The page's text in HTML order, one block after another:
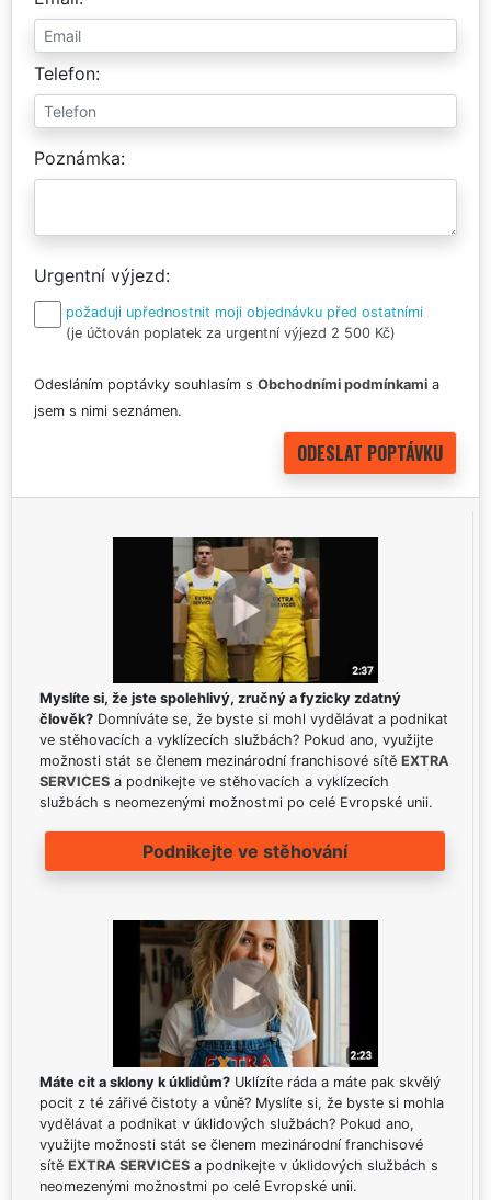
Telefon
Poznámka
Urgentní výjezd
požaduji upřednostnit moji objednávku před ostatními
(je účtován poplatek za urgentní výjezd 2 500 Kč)
Odesláním poptávky souhlasím s Obchodními podmínkami a
jsem s nimi seznámen.
Myslíte si, že jste spolehlivý, zručný a fyzicky zdatný
člověk? Domníváte se, že byste si mohl vydělávat a podnikat
ve stěhovacích a vyklízecích službách? Pokud ano, využijte
možnosti stát se členem mezinárodní franchisové sítě EXTRA
SERVICES a podnikejte ve stěhovacích a vyklízecích
službách s neomezenými možnostmi po celé Evropské unii.
Podnikejte ve stěhování
Máte cit a sklony k úklidům? Uklízíte ráda a máte pak skvělý
pocit z té zářivé čistoty a vůně? Myslíte si, že byste si mohla
vydělávat a podnikat v úklidových službách? Pokud ano,
využijte možnosti stát se členem mezinárodní franchisové
sítě EXTRA SERVICES a podnikejte v úklidových službách s
neomezenými možnostmi po celé Evropské unii.